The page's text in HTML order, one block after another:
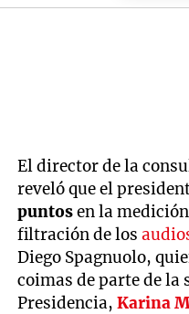
El director de la
reveló que el
puntosen la
filtración de los
Diego Spagnuolo,
coimas de parte de la
Presidencia,Karina